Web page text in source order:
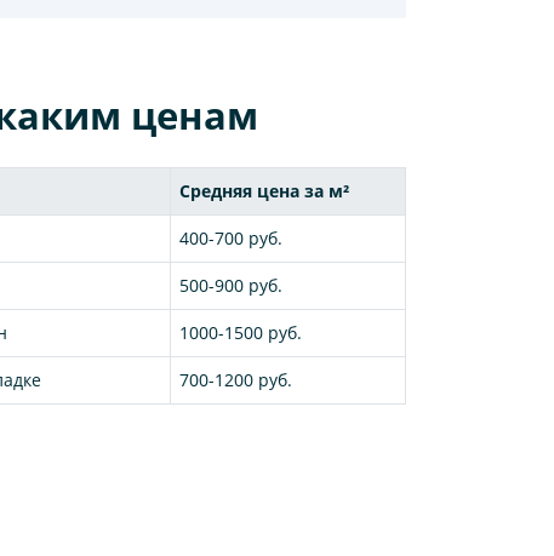
ценам
Средняя цена за м²
400-700 руб.
500-900 руб.
1000-1500 руб.
700-1200 руб.